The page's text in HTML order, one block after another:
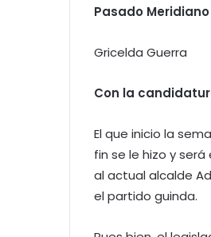
Pasado Meridiano
Gricelda Guerra
Con la
El que inicio la
fin se le hizo y
al actual alcalde
el partido guinda.